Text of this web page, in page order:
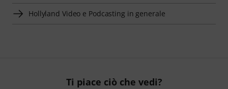
Hollyland Video e Podcasting in generale
Ti piace ciò che vedi?